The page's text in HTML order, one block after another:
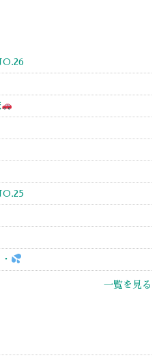
一覧を見る